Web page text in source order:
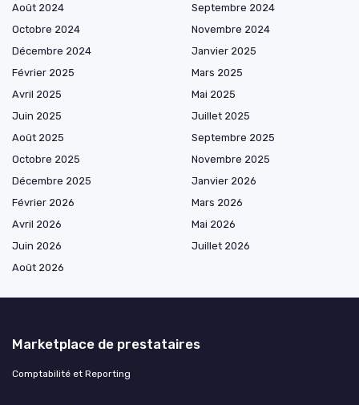
Août 2024
Septembre 2024
Octobre 2024
Novembre 2024
Décembre 2024
Janvier 2025
Février 2025
Mars 2025
Avril 2025
Mai 2025
Juin 2025
Juillet 2025
Août 2025
Septembre 2025
Octobre 2025
Novembre 2025
Décembre 2025
Janvier 2026
Février 2026
Mars 2026
Avril 2026
Mai 2026
Juin 2026
Juillet 2026
Août 2026
Marketplace de prestataires
Comptabilité et Reporting